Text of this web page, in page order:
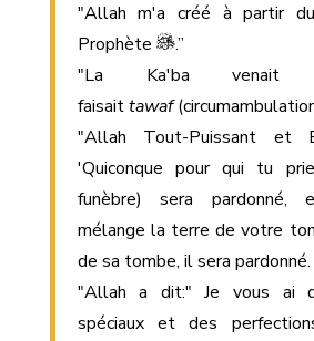
"Allah m'a créé à partir
Prophète
.”
"La Ka'ba venait
faisaittawaf
"Allah Tout-Puissant et
'Quiconque pour qui tu
funèbre) sera pardonné,
mélange la terre de votre
de sa tombe, il sera pardonné.
"Allah a dit:" Je vous ai
spéciaux et des